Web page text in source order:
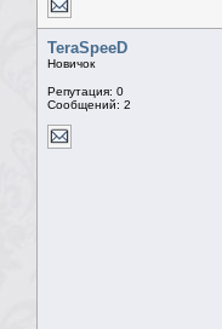
TeraSpeeD
Новичок
Репутация: 0
Сообщений: 2